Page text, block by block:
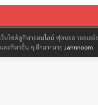
ว็บไซต์ดูกีฬาออนไลน์ ฟุตบอล วอลเล
ละกีฬาอื่น ๆ อีกมากมาย Jahnnoom